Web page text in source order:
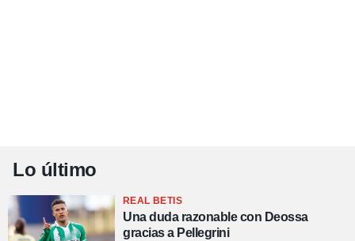
Lo último
REAL BETIS
Una duda razonable con Deossa
gracias a Pellegrini